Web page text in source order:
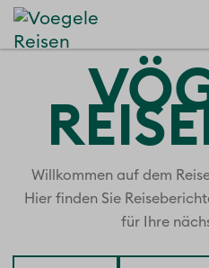
Willkommen auf dem
Hier finden Sie
für Ihre